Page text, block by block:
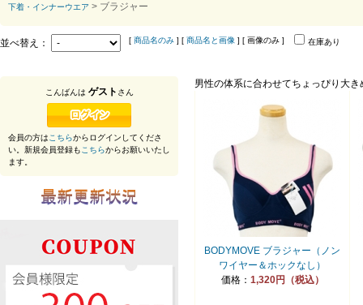
下着・インナーウエア > ブラジャー
並べ替え： [ 商品名のみ ] [ 商品名と画像 ] [ 画像のみ ] 在庫あり
男性の体系に合わせてちょっぴり大
BODYMOVE ブラジャー（ノン
ワイヤー＆ホックなし）
価格： 1,320円（税込）
こんばんは ゲスト さん
会員の方はこちらからログインしてくださ
い。新規会員登録もこちらからお願いいたし
ます。